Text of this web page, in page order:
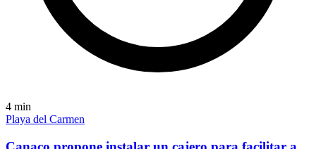
4 min
Playa del Carmen